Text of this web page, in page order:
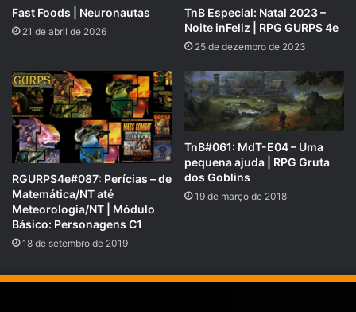
Fast Foods | Neuronautas
21 de abril de 2026
TnB Especial: Natal 2023 –
Noite inFeliz | RPG GURPS 4e
25 de dezembro de 2023
RGURPS4e#087: Perícias – de
Matemática/NT até
Meteorologia/NT | Módulo
Básico: Personagens C1
18 de setembro de 2019
TnB#061: MdT-E04 – Uma
pequena ajuda | RPG Gruta
dos Goblins
19 de março de 2018